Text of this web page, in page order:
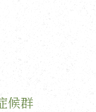
候群